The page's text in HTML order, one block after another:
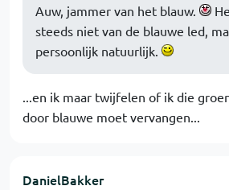
Auw, jammer van het blauw.
steeds niet van de blauwe led,
persoonlijk natuurlijk.
...en ik maar twijfelen of ik die
door blauwe moet vervangen...
DanielBakker